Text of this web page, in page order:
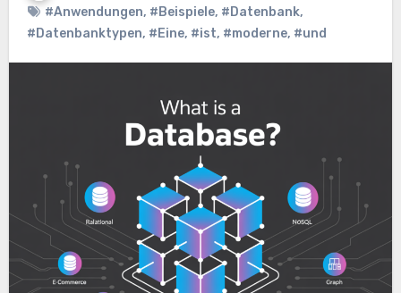
#Anwendungen, #Beispiele, #Datenbank,
#Datenbanktypen, #Eine, #ist, #moderne, #und